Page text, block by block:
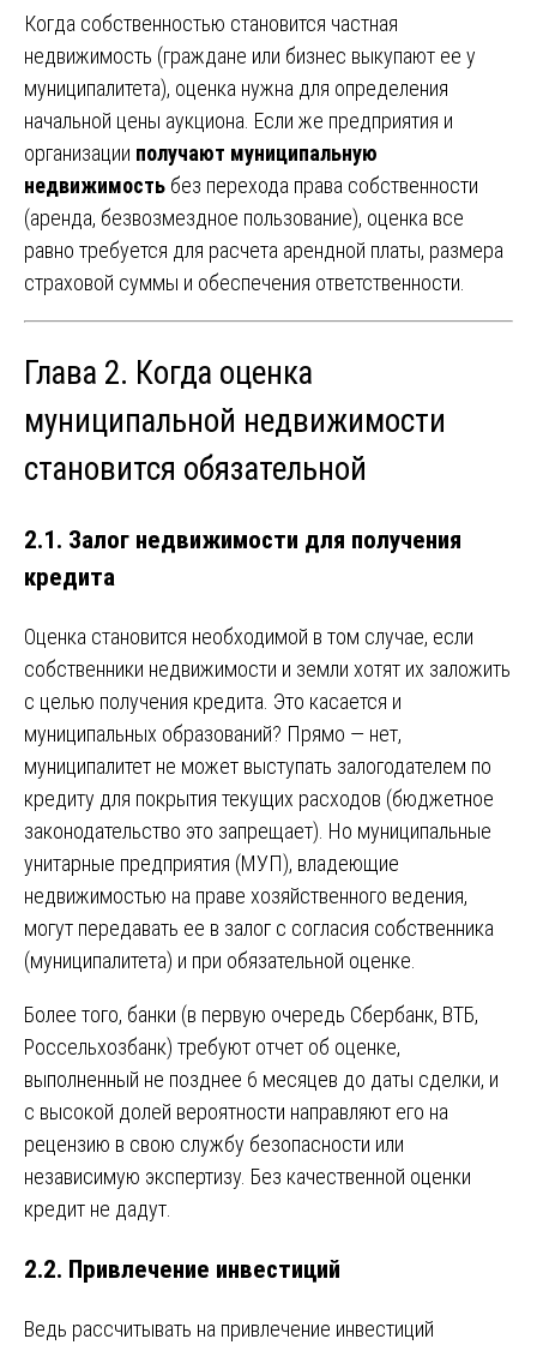
Когда собственностью становится частная
недвижимость (граждане или бизнес выкупают ее у
муниципалитета), оценка нужна для определения
начальной цены аукциона. Если же предприятия и
организации получают муниципальную
недвижимость без перехода права собственности
(аренда, безвозмездное пользование), оценка все
равно требуется для расчета арендной платы, размера
страховой суммы и обеспечения ответственности.
Глава 2. Когда оценка
муниципальной недвижимости
становится обязательной
2.1. Залог недвижимости для получения
кредита
Оценка становится необходимой в том случае, если
собственники недвижимости и земли хотят их заложить
с целью получения кредита. Это касается и
муниципальных образований? Прямо — нет,
муниципалитет не может выступать залогодателем по
кредиту для покрытия текущих расходов (бюджетное
законодательство это запрещает). Но муниципальные
унитарные предприятия (МУП), владеющие
недвижимостью на праве хозяйственного ведения,
могут передавать ее в залог с согласия собственника
(муниципалитета) и при обязательной оценке.
Более того, банки (в первую очередь Сбербанк, ВТБ,
Россельхозбанк) требуют отчет об оценке,
выполненный не позднее 6 месяцев до даты сделки, и
с высокой долей вероятности направляют его на
рецензию в свою службу безопасности или
независимую экспертизу. Без качественной оценки
кредит не дадут.
2.2. Привлечение инвестиций
Ведь рассчитывать на привлечение инвестиций